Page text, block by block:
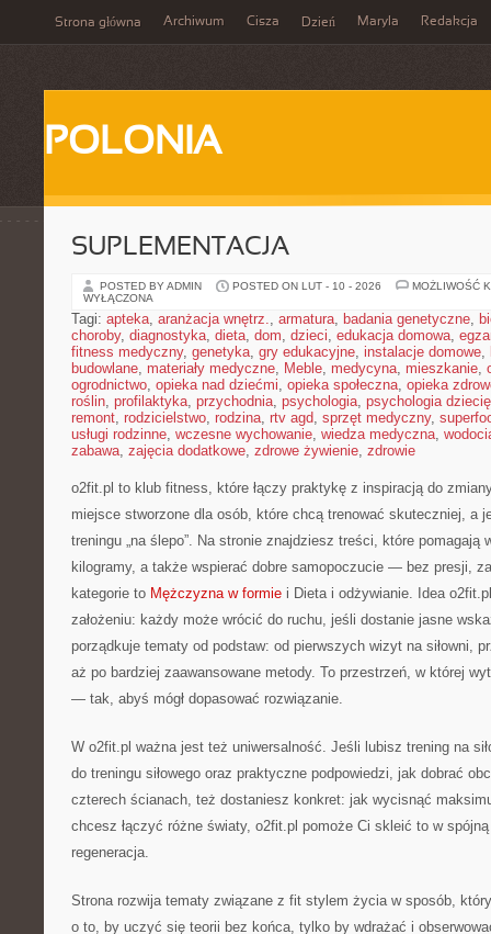
Strona główna Archiwum Cisza Dzień Maryla Redakcja
POLONIA
SUPLEMENTACJA
POSTED BY ADMIN POSTED ON LUT - 10 - 2026
MOŻLIWOŚĆ
WYŁĄCZONA
Tagi: apteka, aranżacja wnętrz., armatura, badania genetyczne,
choroby, diagnostyka, dieta, dom, dzieci, edukacja domowa,
fitness medyczny, genetyka, gry edukacyjne, instalacje domowe,
budowlane, materiały medyczne, Meble, medycyna, mieszkanie,
ogrodnictwo, opieka nad dziećmi, opieka społeczna, opieka
roślin, profilaktyka, przychodnia, psychologia, psychologia
remont, rodzicielstwo, rodzina, rtv agd, sprzęt medyczny,
usługi rodzinne, wczesne wychowanie, wiedza medyczna,
zabawa, zajęcia dodatkowe, zdrowe żywienie, zdrowie
o2fit.pl to klub fitness, które łączy praktykę z inspiracją do
miejsce stworzone dla osób, które chcą trenować skuteczniej, a
treningu „na ślepo”. Na stronie znajdziesz treści, które pomagają
kilogramy, a także wspierać dobre samopoczucie — bez presji,
kategorie to Mężczyzna w formie i Dieta i odżywianie. Idea
założeniu: każdy może wrócić do ruchu, jeśli dostanie jasne
porządkuje tematy od podstaw: od pierwszych wizyt na siłowni,
aż po bardziej zaawansowane metody. To przestrzeń, w której
— tak, abyś mógł dopasować rozwiązanie.
W o2fit.pl ważna jest też uniwersalność. Jeśli lubisz trening na
do treningu siłowego oraz praktyczne podpowiedzi, jak dobrać
czterech ścianach, też dostaniesz konkret: jak wycisnąć
chcesz łączyć różne światy, o2fit.pl pomoże Ci skleić to w
regeneracja.
Strona rozwija tematy związane z fit stylem życia w sposób,
o to, by uczyć się teorii bez końca, tylko by wdrażać i